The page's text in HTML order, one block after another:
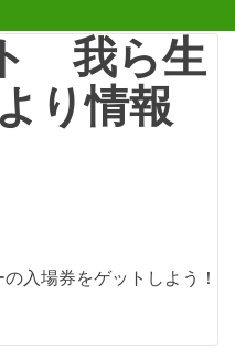
我ら生
り情報
入場券をゲットしよう！